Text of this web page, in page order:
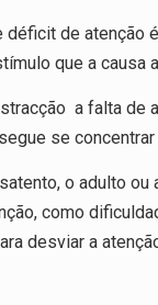
de atenção
que a causa
a falta de
se
o adulto
como
desviar a